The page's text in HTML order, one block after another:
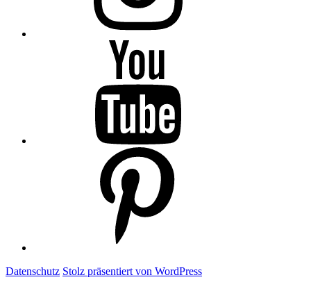
Datenschutz Stolz präsentiert von WordPress